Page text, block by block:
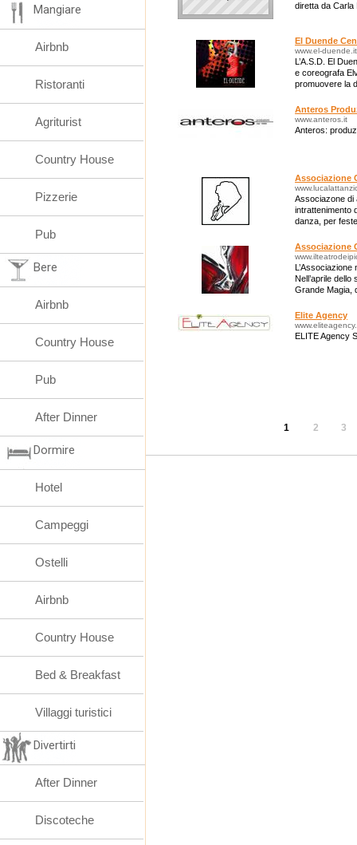
diretta da Carla
El Duende
www.el-duende.it
L’A.S.D. El
e coreografa
promuovere la
Anteros
www.anteros.it
Anteros:
Associazione
Associazone di
intrattenimento
danza, per
Associazione
L’Associazione
Nell’aprile
Grande Magia,
Elite Agency
ELITE Agency
1 2 3
Mangiare
Airbnb
Ristoranti
Agriturist
Country House
Pizzerie
Pub
Bere
Airbnb
Country House
Pub
After Dinner
Dormire
Hotel
Campeggi
Ostelli
Airbnb
Country House
Bed & Breakfast
Villaggi turistici
Divertirti
After Dinner
Discoteche